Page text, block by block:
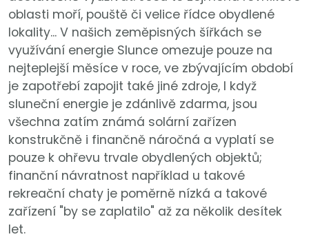
oblasti moří, pouště či velice řídce obydlené
lokality... V našich zeměpisných šířkách se
využívání energie Slunce omezuje pouze na
nejteplejší měsíce v roce, ve zbývajícím období
je zapotřebí zapojit také jiné zdroje, l když
sluneční energie je zdánlivě zdarma, jsou
všechna zatím známá solární zařízen
konstrukčně i finančně náročná a vyplatí se
pouze k ohřevu trvale obydlených objektů;
finanční návratnost například u takové
rekreační chaty je poměrně nízká a takové
zařízení "by se zaplatilo" až za několik desítek
let.